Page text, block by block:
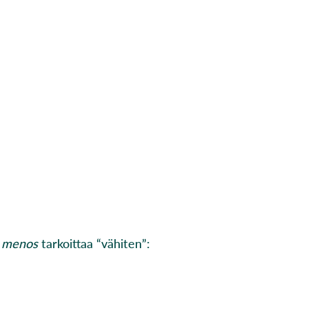
menostarkoittaa “vähiten”: